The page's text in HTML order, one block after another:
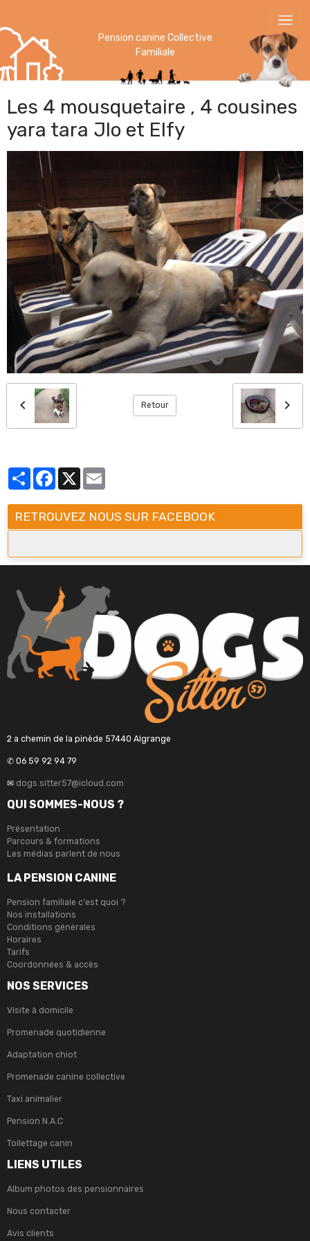
Pension canine Collective
Familiale
Les 4 mousquetaire , 4 cousines
yara tara Jlo et Elfy
Retour
PartagerFacebook
X
RETROUVEZ NOUS SUR FACEBOOK
2 a chemin de la pinède 57440 Algrange
✆ 06 59 92 94 79
✉ dogs.sitter57@icloud.com
QUI SOMMES-NOUS ?
Présentation
Parcours & formations
Les médias parlent de nous
LA PENSION CANINE
Pension familiale c'est quoi ?
Nos installations
Conditions générales
Horaires
Tarifs
Coordonnées & accès
NOS SERVICES
Visite à domicile
Promenade quotidienne
Adaptation chiot
Promenade canine collective
Taxi animalier
Pension N.A.C
Toilettage canin
LIENS UTILES
Album photos des pensionnaires
Nous contacter
Avis clients